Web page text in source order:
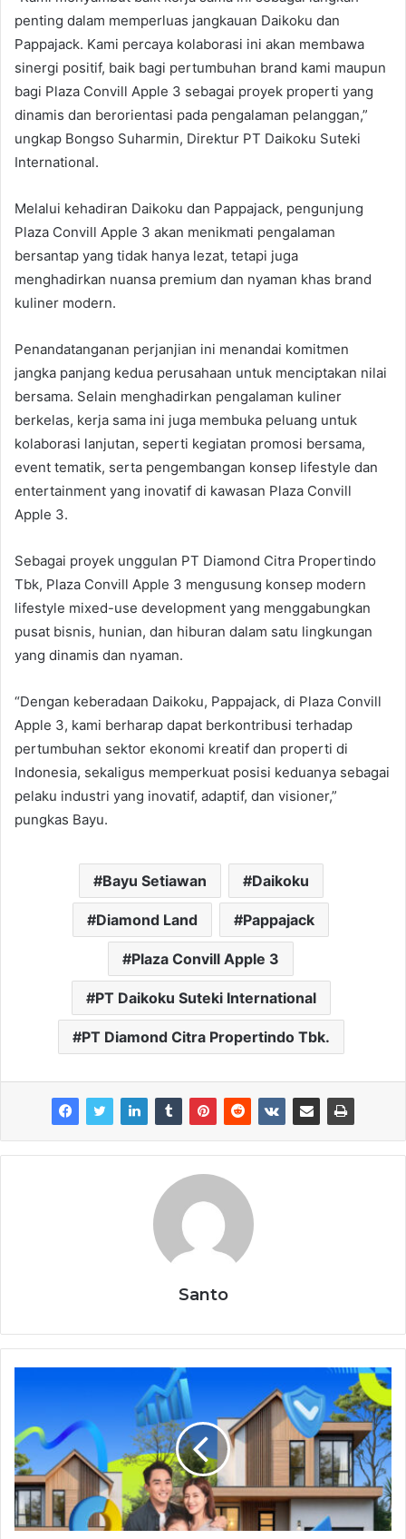
penting dalam memperluas jangkauan Daikoku dan
Pappajack. Kami percaya kolaborasi ini akan membawa
sinergi positif, baik bagi pertumbuhan brand kami maupun
bagi Plaza Convill Apple 3 sebagai proyek properti yang
dinamis dan berorientasi pada pengalaman pelanggan,”
ungkap Bongso Suharmin, Direktur PT Daikoku Suteki
International.
Melalui kehadiran Daikoku dan Pappajack, pengunjung
Plaza Convill Apple 3 akan menikmati pengalaman
bersantap yang tidak hanya lezat, tetapi juga
menghadirkan nuansa premium dan nyaman khas brand
kuliner modern.
Penandatanganan perjanjian ini menandai komitmen
jangka panjang kedua perusahaan untuk menciptakan nilai
bersama. Selain menghadirkan pengalaman kuliner
berkelas, kerja sama ini juga membuka peluang untuk
kolaborasi lanjutan, seperti kegiatan promosi bersama,
event tematik, serta pengembangan konsep lifestyle dan
entertainment yang inovatif di kawasan Plaza Convill
Apple 3.
Sebagai proyek unggulan PT Diamond Citra Propertindo
Tbk, Plaza Convill Apple 3 mengusung konsep modern
lifestyle mixed-use development yang menggabungkan
pusat bisnis, hunian, dan hiburan dalam satu lingkungan
yang dinamis dan nyaman.
“Dengan keberadaan Daikoku, Pappajack, di Plaza Convill
Apple 3, kami berharap dapat berkontribusi terhadap
pertumbuhan sektor ekonomi kreatif dan properti di
Indonesia, sekaligus memperkuat posisi keduanya sebagai
pelaku industri yang inovatif, adaptif, dan visioner,”
pungkas Bayu.
Bayu Setiawan Daikoku
Diamond Land Pappajack
Plaza Convill Apple 3
PT Daikoku Suteki International
PT Diamond Citra Propertindo Tbk.
Santo